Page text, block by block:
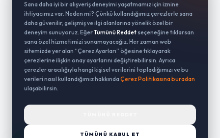
Sana daha iyi bir alışveriş deneyimi yaşatmamız için iznine
ihtiyacımız var. Neden mi? Çünkü kullandığımız çerezlerle sana
daha güvenilir, gelişmiş ve ilgi alanlarına yönelik özel bir
deneyim sunuyoruz. EğerTümünü Reddet seçeneğine tıklarsan
sana özel hizmetimizi sunamayacağız. Her zaman web
sitemizde yer alan “Çerez Ayarları” öğesine tıklayarak
çerezlerine ilişkin onay ayarlarını değiştirebilirsin. Ayrıca
çerezler aracılığıyla hangi kişisel verilerini topladığımızı ve bu
verileri nasıl kullandığımız hakkında Çerez Politikasına buradan
ulaşabilirsin.
TÜMÜNÜ KABUL ET